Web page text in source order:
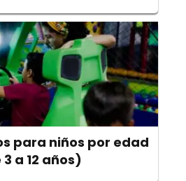
para niños por edad
a 12 años)